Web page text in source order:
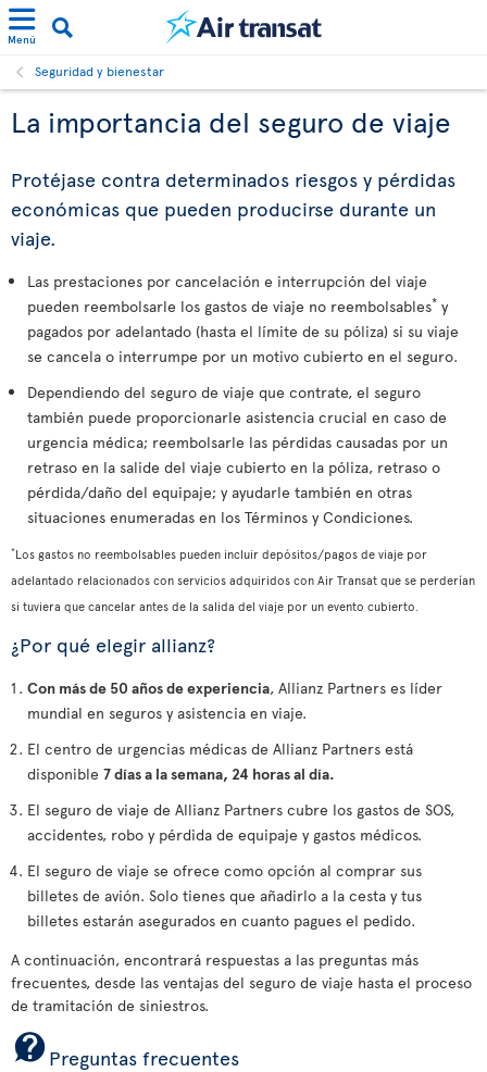
Menú
Seguridad y bienestar
La importancia del seguro de viaje
Protéjase contra determinados riesgos y pérdidas
económicas que pueden producirse durante un
viaje.
Las prestaciones por cancelación e interrupción del viaje
pueden reembolsarle los gastos de viaje no reembolsables* y
pagados por adelantado (hasta el límite de su póliza) si su viaje
se cancela o interrumpe por un motivo cubierto en el seguro.
Dependiendo del seguro de viaje que contrate, el seguro
también puede proporcionarle asistencia crucial en caso de
urgencia médica; reembolsarle las pérdidas causadas por un
retraso en la salide del viaje cubierto en la póliza, retraso o
pérdida/daño del equipaje; y ayudarle también en otras
situaciones enumeradas en los Términos y Condiciones.
*Los gastos no reembolsables pueden incluir depósitos/pagos de viaje por
adelantado relacionados con servicios adquiridos con Air Transat que se perderían
si tuviera que cancelar antes de la salida del viaje por un evento cubierto.
¿Por qué elegir allianz?
Con más de 50 años de experiencia, Allianz Partners es líder
mundial en seguros y asistencia en viaje.
El centro de urgencias médicas de Allianz Partners está
disponible 7 días a la semana, 24 horas al día.
El seguro de viaje de Allianz Partners cubre los gastos de SOS,
accidentes, robo y pérdida de equipaje y gastos médicos.
El seguro de viaje se ofrece como opción al comprar sus
billetes de avión. Solo tienes que añadirlo a la cesta y tus
billetes estarán asegurados en cuanto pagues el pedido.
A continuación, encontrará respuestas a las preguntas más
frecuentes, desde las ventajas del seguro de viaje hasta el proceso
de tramitación de siniestros.
Preguntas frecuentes